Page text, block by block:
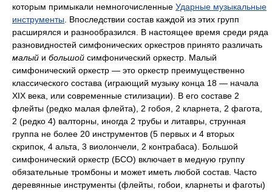
которым примыкали немногочисленные Ударные музыкальные
инструменты. Впоследствии состав каждой из этих групп
расширялся и разнообразился. В настоящее время среди ряда
разновидностей симфонических оркестров принято различать
малый и большой симфонический оркестр. Малый
симфонический оркестр — это оркестр преимущественно
классического состава (играющий музыку конца 18 — начала
XIX века, или современные стилизации). В его составе 2
флейты (редко малая флейта), 2 гобоя, 2 кларнета, 2 фагота,
2 (редко 4) валторны, иногда 2 трубы и литавры, струнная
группа не более 20 инструментов (5 первых и 4 вторых
скрипок, 4 альта, 3 виолончели, 2 контрабаса). Большой
симфонический оркестр (БСО) включает в медную группу
обязательные тромбоны и может иметь любой состав. Часто
деревянные инструменты (флейты, гобои, кларнеты и фаготы)